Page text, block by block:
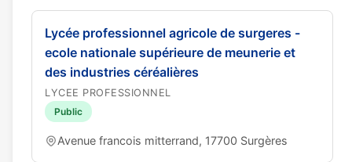
Lycée professionnel agricole de surgeres -
ecole nationale supérieure de meunerie et
des industries céréalières
LYCEE PROFESSIONNEL
Public
Avenue francois mitterrand, 17700 Surgères